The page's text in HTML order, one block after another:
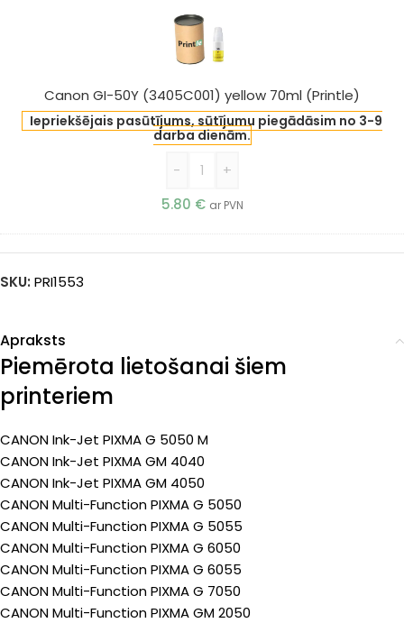
50Y
(3405C001)
yellow
70ml
(Printle)
Canon GI-50Y (3405C001) yellow 70ml (Printle)
Iepriekšējais pasūtījums, sūtījumu piegādāsim no 3-9
darba dienām.
-
+
5.80 € ar PVN
SKU: PRI1553
Apraksts
Piemērota lietošanai šiem
printeriem
CANON Ink-Jet PIXMA G 5050 M
CANON Ink-Jet PIXMA GM 4040
CANON Ink-Jet PIXMA GM 4050
CANON Multi-Function PIXMA G 5050
CANON Multi-Function PIXMA G 5055
CANON Multi-Function PIXMA G 6050
CANON Multi-Function PIXMA G 6055
CANON Multi-Function PIXMA G 7050
CANON Multi-Function PIXMA GM 2050